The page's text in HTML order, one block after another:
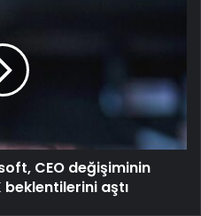
CEO değişiminin
beklentilerini aştı